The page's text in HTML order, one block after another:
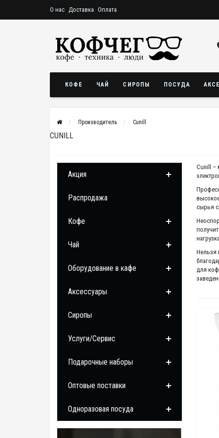
О нас Доставка Оплата
КОФЕ ЧАЙ СИРОПЫ ПОСУДА
Производитель Cunill
CUNILL
Акция
Распродажа
Кофе
Чай
Оборудование в кафе
Аксессуары
Сиропы
Услуги/Сервис
Подарочные наборы
Оптовые поставки
Одноразовая посуда
Cunill –
сырья
Нельзя
для